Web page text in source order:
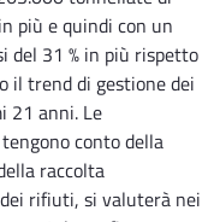
più e quindi con un
del 31 % in più rispetto
il trend di gestione dei
21 anni. Le
conto della
raccolta
rifiuti, si valuterà nei